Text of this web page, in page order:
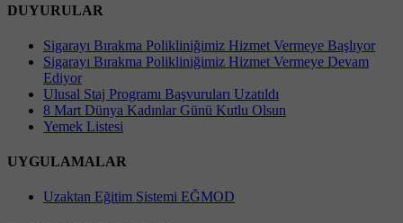
DUYURULAR
Sigarayı Bırakma Polikliniğimiz Hizmet Vermeye Başlıyor
Sigarayı Bırakma Polikliniğimiz Hizmet Vermeye Devam
Ediyor
Ulusal Staj Programı Başvuruları Uzatıldı
8 Mart Dünya Kadınlar Günü Kutlu Olsun
Yemek Listesi
UYGULAMALAR
Uzaktan Eğitim Sistemi EĞMOD